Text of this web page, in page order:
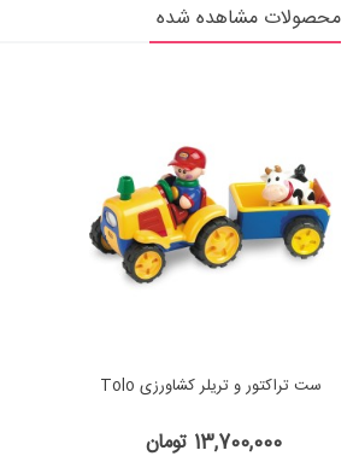
محصولات مشاهده شده
ست تراکتور و تریلر کشاورزی Tolo
13,700,000 تومان